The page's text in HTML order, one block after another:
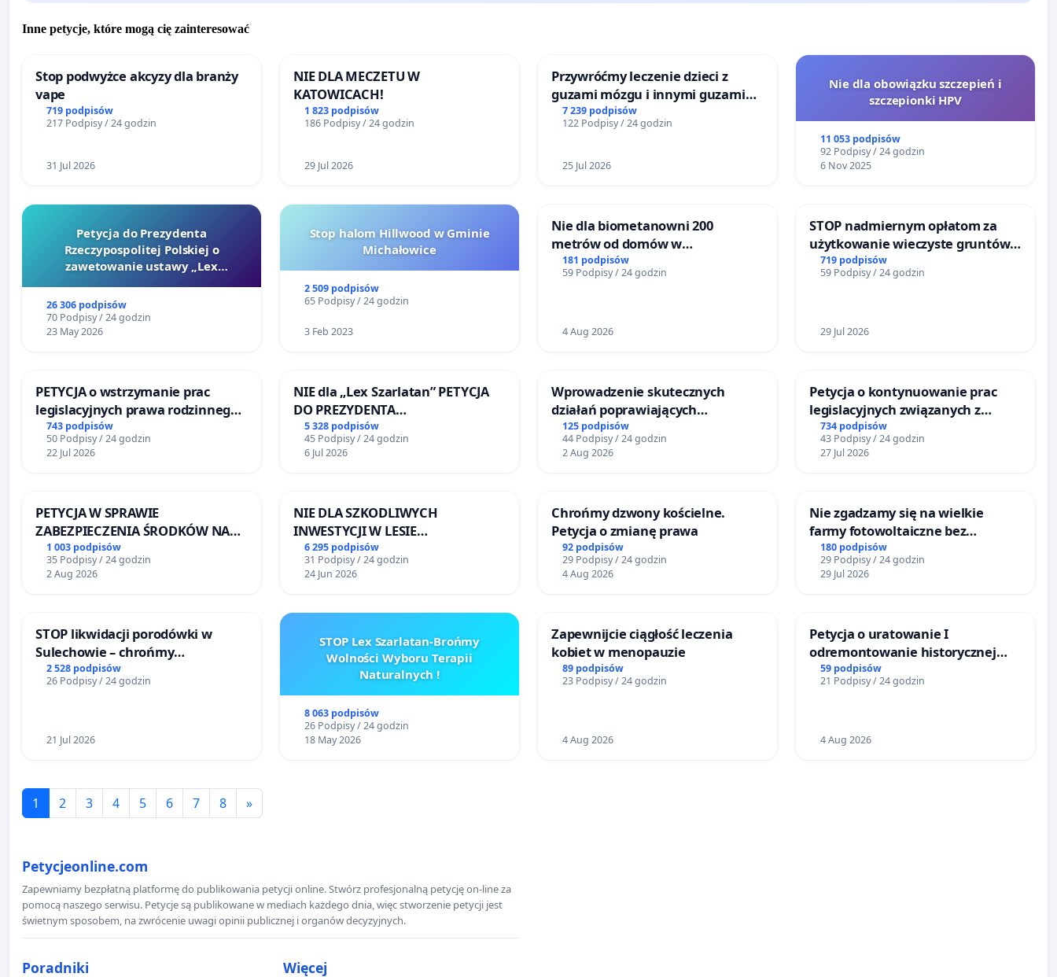
Inne petycje, które mogą cię zainteresować
Stop podwyżce akcyzy dla branży
vape
719 podpisów
217 Podpisy / 24 godzin
31 Jul 2026
NIE DLA MECZETU W
KATOWICACH!
1 823 podpisów
186 Podpisy / 24 godzin
29 Jul 2026
Przywróćmy leczenie dzieci z
guzami mózgu i innymi guzami
litymi do Górnośląskiego
Centrum Zdrowia Dziecka w
7 239 podpisów
122 Podpisy / 24 godzin
25 Jul 2026
Nie dla obowiązku szczepień i
szczepionki HPV
11 053 podpisów
92 Podpisy / 24 godzin
6 Nov 2025
Petycja do Prezydenta
Rzeczypospolitej Polskiej o
zawetowanie ustawy „Lex
26 306 podpisów
70 Podpisy / 24 godzin
23 May 2026
Stop halom Hillwood w Gminie
Michałowice
2 509 podpisów
65 Podpisy / 24 godzin
3 Feb 2023
Nie dla biometanowni 200
metrów od domów w
Biernatkach, gm. Wądroże
Wielkie
181 podpisów
59 Podpisy / 24 godzin
4 Aug 2026
STOP nadmiernym opłatom za
użytkowanie wieczyste gruntów
zajmowanych przez rodzinne
ogrody działkowe.
719 podpisów
59 Podpisy / 24 godzin
29 Jul 2026
PETYCJA o wstrzymanie prac
legislacyjnych prawa rodzinnego
narażających ofiary przemocy
743 podpisów
50 Podpisy / 24 godzin
22 Jul 2026
NIE dla „Lex Szarlatan” PETYCJA
DO PREZYDENTA
RZECZYPOSPOLITEJ POLSKIEJ
5 328 podpisów
45 Podpisy / 24 godzin
6 Jul 2026
Wprowadzenie skutecznych
działań poprawiających
bezpieczeństwo na ulicy
Żeromskiego w Otwocku
125 podpisów
44 Podpisy / 24 godzin
2 Aug 2026
Petycja o kontynuowanie prac
legislacyjnych związanych z
reformą prawa rodzinnego
734 podpisów
43 Podpisy / 24 godzin
27 Jul 2026
PETYCJA W SPRAWIE
ZABEZPIECZENIA ŚRODKÓW NA
FUNKCJONOWANIE SCHRONISKA
DLA BEZDOMNYCH ZWIERZĄT W
SKARYSZEWIE
1 003 podpisów
35 Podpisy / 24 godzin
2 Aug 2026
NIE DLA SZKODLIWYCH
INWESTYCJI W LESIE
ŁAGIEWNICKIM I ARTURÓWKU
6 295 podpisów
31 Podpisy / 24 godzin
24 Jun 2026
Chrońmy dzwony kościelne.
Petycja o zmianę prawa
92 podpisów
29 Podpisy / 24 godzin
4 Aug 2026
Nie zgadzamy się na wielkie
farmy fotowoltaiczne bez
rzetelnych analiz i akceptacji
mieszkańców
180 podpisów
29 Podpisy / 24 godzin
29 Jul 2026
STOP likwidacji porodówki w
Sulechowie – chrońmy
bezpieczeństwo matek i
noworodków
2 528 podpisów
26 Podpisy / 24 godzin
21 Jul 2026
STOP Lex Szarlatan-Brońmy
Wolności Wyboru Terapii
Naturalnych !
8 063 podpisów
26 Podpisy / 24 godzin
18 May 2026
Zapewnijcie ciągłość leczenia
kobiet w menopauzie
89 podpisów
23 Podpisy / 24 godzin
4 Aug 2026
Petycja o uratowanie I
odremontowanie historycznej
Lokomotywy sm42-914
59 podpisów
21 Podpisy / 24 godzin
4 Aug 2026
1 2 3 4 5 6 7 8 »
Petycjeonline.com
Zapewniamy bezpłatną platformę do publikowania petycji online. Stwórz profesjonalną petycję on-line za
pomocą naszego serwisu. Petycje są publikowane w mediach każdego dnia, więc stworzenie petycji jest
świetnym sposobem, na zwrócenie uwagi opinii publicznej i organów decyzyjnych.
Poradniki Więcej